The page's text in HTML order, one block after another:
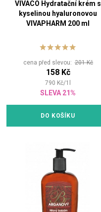
VIVACO Hydratační krém s
kyselinou hyaluronovou
VIVAPHARM 200 ml
cena před slevou:201 Kč
158 Kč
790 Kč/1
SLEVA 21%
DO KOŠÍKU